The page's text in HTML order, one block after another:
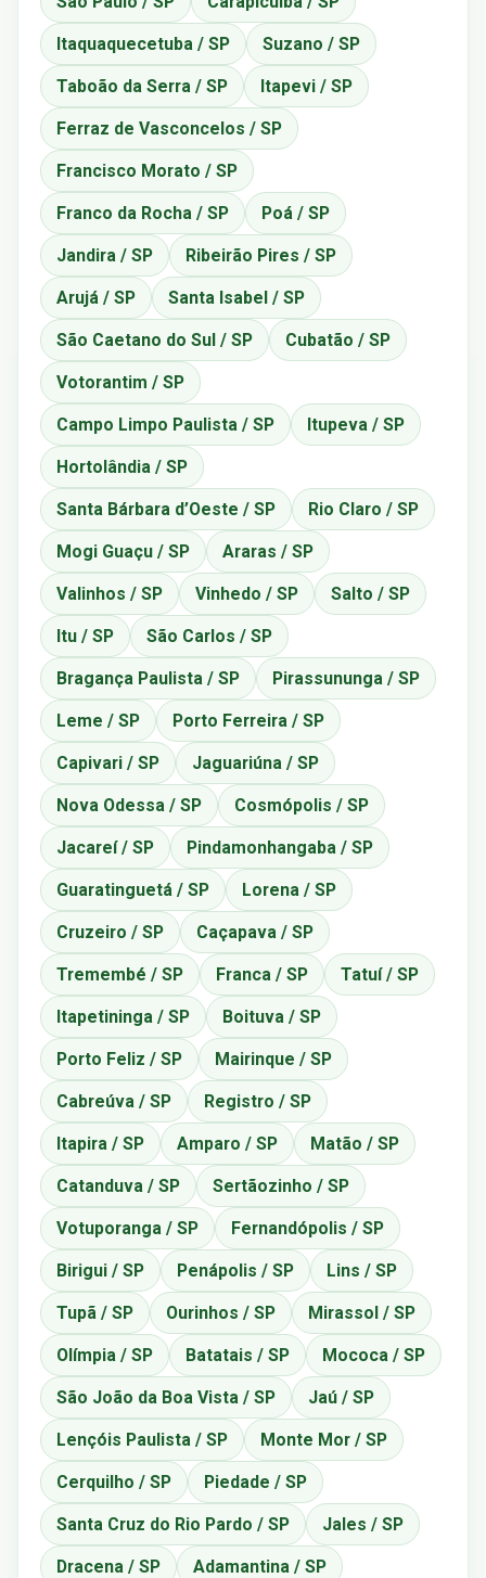
Itaquaquecetuba / SP Suzano / SP
Taboão da Serra / SP Itapevi / SP
Ferraz de Vasconcelos / SP
Francisco Morato / SP
Franco da Rocha / SP Poá / SP
Jandira / SP Ribeirão Pires / SP
Arujá / SP Santa Isabel / SP
São Caetano do Sul / SP Cubatão / SP
Votorantim / SP
Campo Limpo Paulista / SP Itupeva / SP
Hortolândia / SP
Santa Bárbara d’Oeste / SP Rio Claro / SP
Mogi Guaçu / SP Araras / SP
Valinhos / SP Vinhedo / SP Salto / SP
Itu / SP São Carlos / SP
Bragança Paulista / SP Pirassununga / SP
Leme / SP Porto Ferreira / SP
Capivari / SP Jaguariúna / SP
Nova Odessa / SP Cosmópolis / SP
Jacareí / SP Pindamonhangaba / SP
Guaratinguetá / SP Lorena / SP
Cruzeiro / SP Caçapava / SP
Tremembé / SP Franca / SP Tatuí / SP
Itapetininga / SP Boituva / SP
Porto Feliz / SP Mairinque / SP
Cabreúva / SP Registro / SP
Itapira / SP Amparo / SP Matão / SP
Catanduva / SP Sertãozinho / SP
Votuporanga / SP Fernandópolis / SP
Birigui / SP Penápolis / SP Lins / SP
Tupã / SP Ourinhos / SP Mirassol / SP
Olímpia / SP Batatais / SP Mococa / SP
São João da Boa Vista / SP Jaú / SP
Lençóis Paulista / SP Monte Mor / SP
Cerquilho / SP Piedade / SP
Santa Cruz do Rio Pardo / SP Jales / SP
Dracena / SP Adamantina / SP